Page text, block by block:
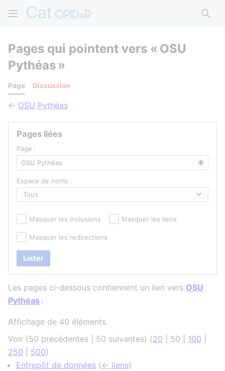
Pages qui pointent vers « OSU
Pythéas »
Page Discussion
← OSU Pythéas
Pages liées
Page :
Espace de noms :
Masquer les inclusions Masquer les liens
Masquer les redirections
Lister
Les pages ci-dessous contiennent un lien vers OSU
Pythéas :
Affichage de 40 éléments.
Voir (50 précédentes 50 suivantes) (20 50 100
250
500)
Entrepôt de données (← liens)